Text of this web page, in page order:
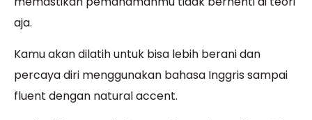
aja.
Kamu akan dilatih untuk bisa lebih berani dan
percaya diri menggunakan bahasa Inggris sampai
fluent dengan natural accent.